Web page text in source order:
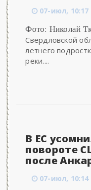
07-июл, 10:17
Фото: Николай
Свердловской
летнего
реки....
В ЕС
повороте
после
07-июл, 10:14